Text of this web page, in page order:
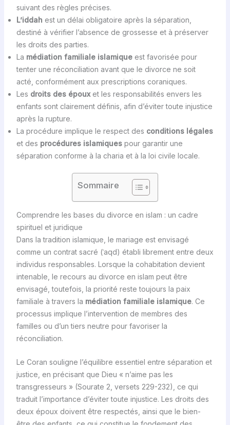
suivant des règles précises.
L’iddah est un délai obligatoire après la séparation,
destiné à vérifier l’absence de grossesse et à préserver
les droits des parties.
La médiation familiale islamiqueest favorisée pour
tenter une réconciliation avant que le divorce ne soit
acté, conformément aux prescriptions coraniques.
Les droits des épouxet les responsabilités envers les
enfants sont clairement définis, afin d’éviter toute injustice
après la rupture.
La procédure implique le respect des conditions légales
et des procédures islamiquespour garantir une
séparation conforme à la charia et à la loi civile locale.
Sommaire
Comprendre les bases du divorce en islam : un cadre
spirituel et juridique
Dans la tradition islamique, le mariage est envisagé
comme un contrat sacré (ʿaqd) établi librement entre deux
individus responsables. Lorsque la cohabitation devient
intenable, le recours au divorce en islam peut être
envisagé, toutefois, la priorité reste toujours la paix
familiale à travers la médiation familiale islamique. Ce
processus implique l’intervention de membres des
familles ou d’un tiers neutre pour favoriser la
réconciliation.
Le Coran souligne l’équilibre essentiel entre séparation et
justice, en précisant que Dieu « n’aime pas les
transgresseurs » (Sourate 2, versets 229-232), ce qui
traduit l’importance d’éviter toute injustice. Les droits des
deux époux doivent être respectés, ainsi que le bien-